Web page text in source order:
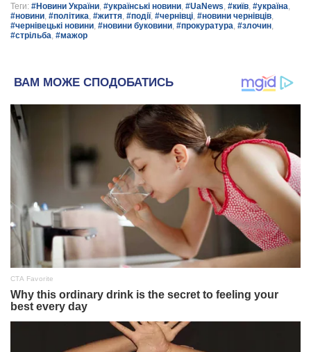
Теги: #Новини України, #українські новини, #UaNews, #київ, #україна,
#новини, #політика, #життя, #події, #чернівці, #новини чернівців,
#чернівецькі новини, #новини буковини, #прокуратура, #злочин,
#стрільба, #мажор